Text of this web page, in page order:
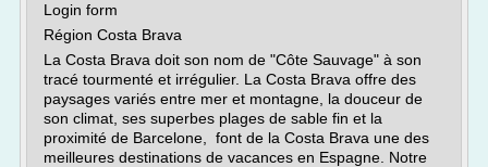
Login form
Région Costa Brava
La Costa Brava doit son nom de "Côte Sauvage" à son
tracé tourmenté et irrégulier. La Costa Brava offre des
paysages variés entre mer et montagne, la douceur de
son climat, ses superbes plages de sable fin et la
proximité de Barcelone, font de la Costa Brava une des
meilleures destinations de vacances en Espagne. Notre